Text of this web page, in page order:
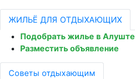
ЖИЛЬЁ ДЛЯ ОТДЫХАЮЩИХ
Подобрать жилье в Алуште
Разместить объявление
Советы отдыхающим